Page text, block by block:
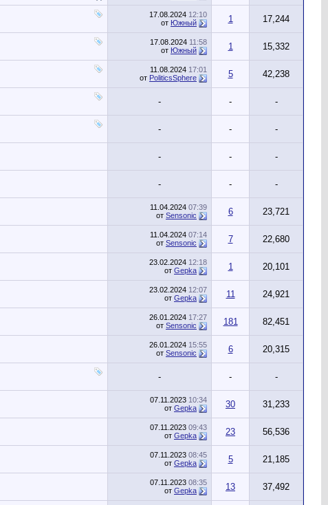
17.08.2024 12:10
от Южный 1 17,244
17.08.2024 11:58
от Южный 1 15,332
11.08.2024 17:01
от PoliticsSphere 5 42,238
- - -
- - -
- - -
- - -
11.04.2024 07:39
от Sensonic 6 23,721
11.04.2024 07:14
от Sensonic 7 22,680
23.02.2024 12:18
от Gepka 1 20,101
23.02.2024 12:07
от Gepka 11 24,921
26.01.2024 17:27
от Sensonic 181 82,451
26.01.2024 15:55
от Sensonic 6 20,315
- - -
07.11.2023 10:34
от Gepka 30 31,233
07.11.2023 09:43
от Gepka 23 56,536
07.11.2023 08:45
от Gepka 5 21,185
07.11.2023 08:35
от Gepka 13 37,492